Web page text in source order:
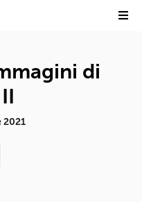
di
2021